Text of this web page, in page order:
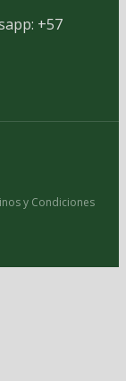
+57
y Condiciones